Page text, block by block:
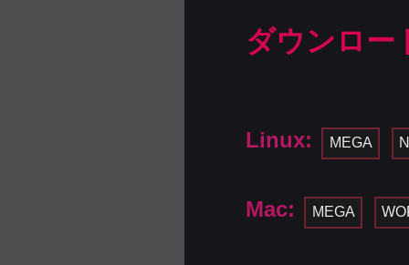
ダウンロー
Linux: MEGA
Mac: MEGA